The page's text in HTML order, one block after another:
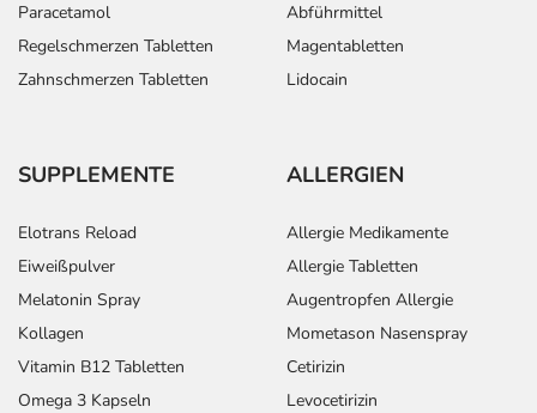
Paracetamol
Regelschmerzen Tabletten
Zahnschmerzen Tabletten
Abführmittel
Magentabletten
Lidocain
SUPPLEMENTE
Elotrans Reload
Eiweißpulver
Melatonin Spray
Kollagen
Vitamin B12 Tabletten
Omega 3 Kapseln
ALLERGIEN
Allergie Medikamente
Allergie Tabletten
Augentropfen Allergie
Mometason Nasenspray
Cetirizin
Levocetirizin